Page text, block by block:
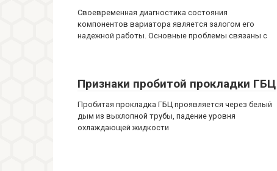
Своевременная диагностика состояния
компонентов вариатора является залогом его
надежной работы. Основные проблемы связаны с
Признаки пробитой прокладки ГБЦ
Пробитая прокладка ГБЦ проявляется через белый
дым из выхлопной трубы, падение уровня
охлаждающей жидкости